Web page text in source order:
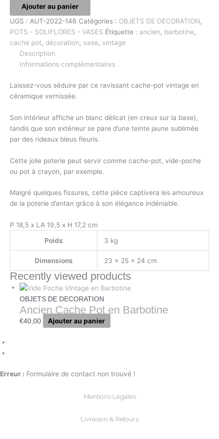
Ajouter au panier
UGS : AUT-2022-146 Catégories : OBJETS DE DECORATION,
POTS - SOLIFLORES - VASES Étiquette : ancien, barbotine,
cache pot, décoration, vase, vintage
Description
Informations complémentaires
Laissez-vous séduire par ce ravissant cache-pot vintage en
céramique vernissée.
Son intérieur affiche un blanc délicat (en creux sur la base),
tandis que son extérieur se pare d’une teinte jaune sublimée
par des rideaux bleus fleuris.
Cette jolie poterie peut servir comme cache-pot, vide-poche
ou pot à crayon, par exemple.
Malgré quelques fissures, cette pièce captivera les amoureux
de la poterie d’antan grâce à son élégance indéniable.
P 18,5 x LA 19,5 x H 17,2 cm
Poids
3 kg
Dimensions 23 × 25 × 24 cm
Recently viewed products
OBJETS DE DECORATION
Ancien Cache Pot en Barbotine
€40,00 Ajouter au panier
Erreur : Formulaire de contact non trouvé !
Mentions Légales
Livraison & Retours